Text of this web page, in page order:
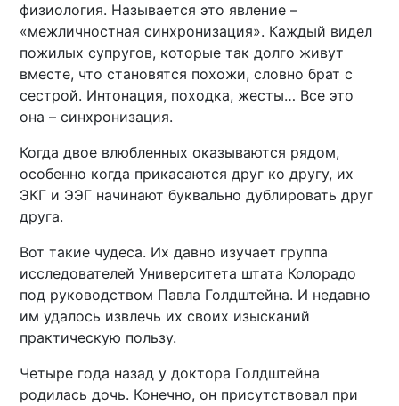
физиология. Называется это явление –
«межличностная синхронизация». Каждый видел
пожилых супругов, которые так долго живут
вместе, что становятся похожи, словно брат с
сестрой. Интонация, походка, жесты… Все это
она – синхронизация.
Когда двое влюбленных оказываются рядом,
особенно когда прикасаются друг ко другу, их
ЭКГ и ЭЭГ начинают буквально дублировать друг
друга.
Вот такие чудеса. Их давно изучает группа
исследователей Университета штата Колорадо
под руководством Павла Голдштейна. И недавно
им удалось извлечь их своих изысканий
практическую пользу.
Четыре года назад у доктора Голдштейна
родилась дочь. Конечно, он присутствовал при